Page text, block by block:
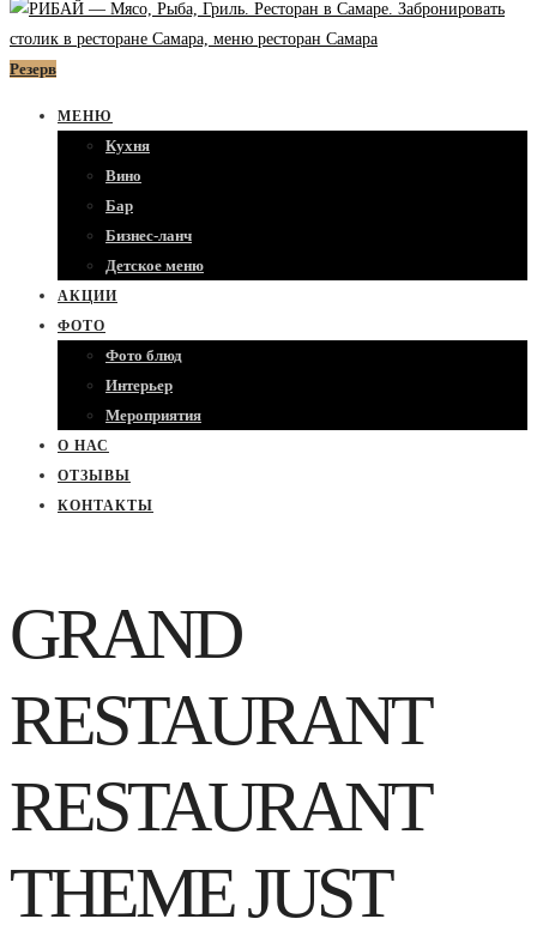
Резерв
МЕНЮ
Кухня
Вино
Бар
Бизнес-ланч
Детское меню
АКЦИИ
ФОТО
Фото блюд
Интерьер
Мероприятия
О НАС
ОТЗЫВЫ
КОНТАКТЫ
GRAND
RESTAURANT
RESTAURANT
THEME JUST